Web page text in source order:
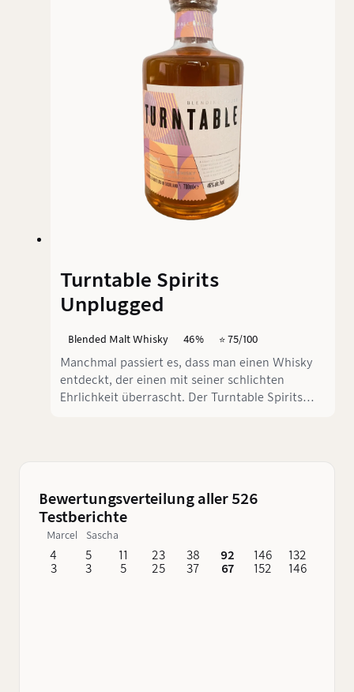
gereift in Oloroso und Pedro Ximénez ex-
Sherryfässern. Heute finden wir heraus, ob die
Alterangabe den schon exzellenten Scallywag
nochmal verbessert.
Turntable Spirits
Unplugged
Blended Malt Whisky 46% ⭐️ 75/100
Manchmal passiert es, dass man einen Whisky
entdeckt, der einen mit seiner schlichten
Ehrlichkeit überrascht. Der Turntable Spirits
Bewertungsverteilung aller 526
Testberichte
Marcel Sascha
4
3
5
3
11
5
23
25
38
37
92
67
146
152
132
146